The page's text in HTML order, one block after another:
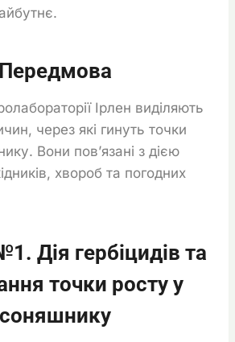
Передмова
Ірлен виділяють
через які гинуть точки
Вони пов’язані з дією
хвороб та погодних
Дія гербіцидів та
точки росту у
соняшнику